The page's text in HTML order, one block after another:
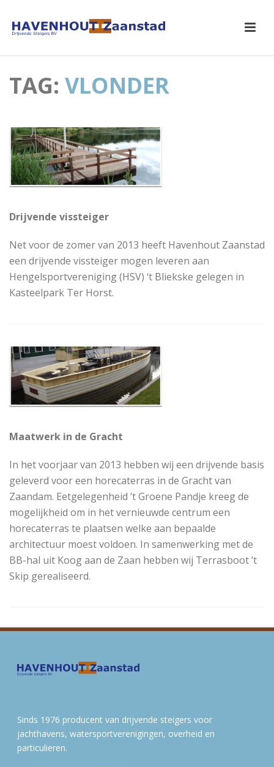
TAG: VLONDER
Drijvende vissteiger
Net voor de zomer van 2013 heeft Havenhout Zaanstad
een drijvende vissteiger mogen leveren aan
Hengelsportvereniging (HSV) ‘t Bliekske gelegen in
Kasteelpark Ter Horst.
Maatwerk in de Gracht
In het voorjaar van 2013 hebben wij een drijvende basis
geleverd voor een horecaterras in de Gracht van
Zaandam. Eetgelegenheid ’t Groene Pandje kreeg de
mogelijkheid om in het vernieuwde centrum een
horecaterras te plaatsen welke aan bepaalde
architectuur moest voldoen. In samenwerking met de
BB-hal uit Koog aan de Zaan hebben wij Terrasboot ’t
Skip gerealiseerd.
Sinds 1976 producent van drijvende steigers voor
jachthavens, watersportverenigingen, overheid en
particulieren.